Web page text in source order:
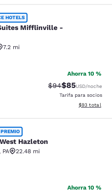
Mifflinville -
HOTELS
Mifflinville -
7.2 mi
estrellas. Excelente. 19 reseñas
Ahorra 10 %
Precio tachado:
$94Precio con
$85USD/noche
Tarifa para socios
Ver detalles
$93 total
Hazleton
PA
22.48 mi
estrellas. Excelente. 2373 reseñas
Ahorra 10 %